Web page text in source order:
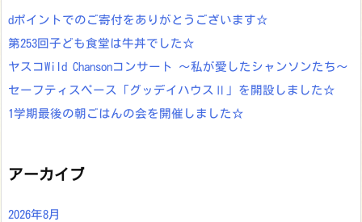
dポイントでのご寄付をありがとうございます☆
第253回子ども食堂は牛丼でした☆
ヤスコWild Chansonコンサート ～私が愛したシャンソンたち～
セーフティスペース「グッデイハウスⅡ」を開設しました☆
1学期最後の朝ごはんの会を開催しました☆
アーカイブ
2026年8月